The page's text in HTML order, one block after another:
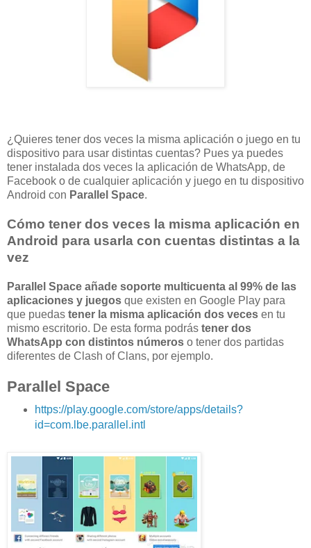
¿Quieres tener dos veces la misma aplicación o juego en tu
dispositivo para usar distintas cuentas? Pues ya puedes
tener instalada dos veces la aplicación de WhatsApp, de
Facebook o de cualquier aplicación y juego en tu dispositivo
Android con Parallel Space.
Cómo tener dos veces la misma aplicación en
Android para usarla con cuentas distintas a la
vez
Parallel Space añade soporte multicuenta al 99% de las
aplicaciones y juegos que existen en Google Play para
que puedas tener la misma aplicación dos veces en tu
mismo escritorio. De esta forma podrás tener dos
WhatsApp con distintos números o tener dos partidas
diferentes de Clash of Clans, por ejemplo.
Parallel Space
https://play.google.com/store/apps/details?
id=com.lbe.parallel.intl